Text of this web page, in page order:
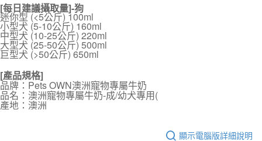
[每日建議攝取量]-狗
迷你型 (<5公斤) 100ml
小型犬 (5-10公斤) 160ml
中型犬 (10-25公斤) 220ml
大型犬 (25-50公斤) 500ml
巨型犬 (>50公斤) 650ml
[產品規格]
品牌：Pets OWN澳洲寵物專屬牛奶
品名：澳洲寵物專屬牛奶-成/幼犬專用(
產地：澳洲
顯示電腦版詳細說明